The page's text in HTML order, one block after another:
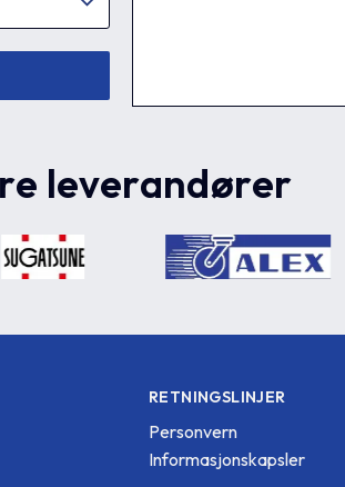
leverandører
RETNINGSLINJER
Personvern
Informasjonskapsler